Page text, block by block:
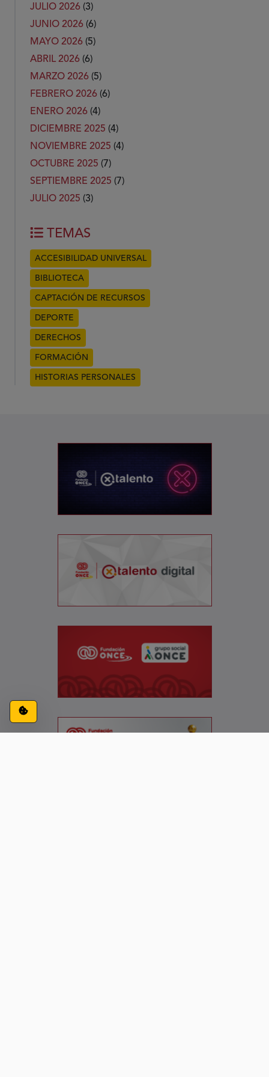
JULIO 2026 (3)
JUNIO 2026 (6)
MAYO 2026 (5)
ABRIL 2026 (6)
MARZO 2026 (5)
FEBRERO 2026 (6)
ENERO 2026 (4)
DICIEMBRE 2025 (4)
NOVIEMBRE 2025 (4)
OCTUBRE 2025 (7)
SEPTIEMBRE 2025 (7)
JULIO 2025 (3)
TEMAS
ACCESIBILIDAD UNIVERSAL
BIBLIOTECA
CAPTACIÓN DE RECURSOS
DEPORTE
DERECHOS
FORMACIÓN
HISTORIAS PERSONALES